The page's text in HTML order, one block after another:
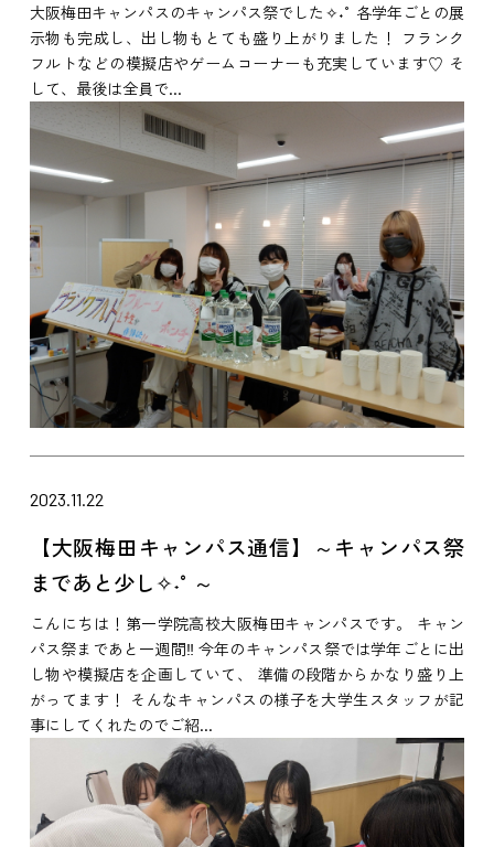
大阪梅田キャンパスのキャンパス祭でした✧˖° 各学年ごとの展
示物も完成し、出し物もとても盛り上がりました！ フランク
フルトなどの模擬店やゲームコーナーも充実しています♡ そ
して、最後は全員で...
2023.11.22
【大阪梅田キャンパス通信】～キャンパス祭
まであと少し✧˖°～
こんにちは！第一学院高校大阪梅田キャンパスです。 キャン
パス祭まであと一週間‼ 今年のキャンパス祭では学年ごとに出
し物や模擬店を企画していて、 準備の段階からかなり盛り上
がってます！ そんなキャンパスの様子を大学生スタッフが記
事にしてくれたのでご紹...